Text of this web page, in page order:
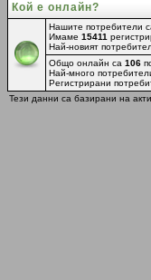
Кой е онлайн?
Нашите потребители
Имаме 15411
Най-новият
Общо онлайн са 106
Най-много
Регистрирани
Тези данни са базирани на